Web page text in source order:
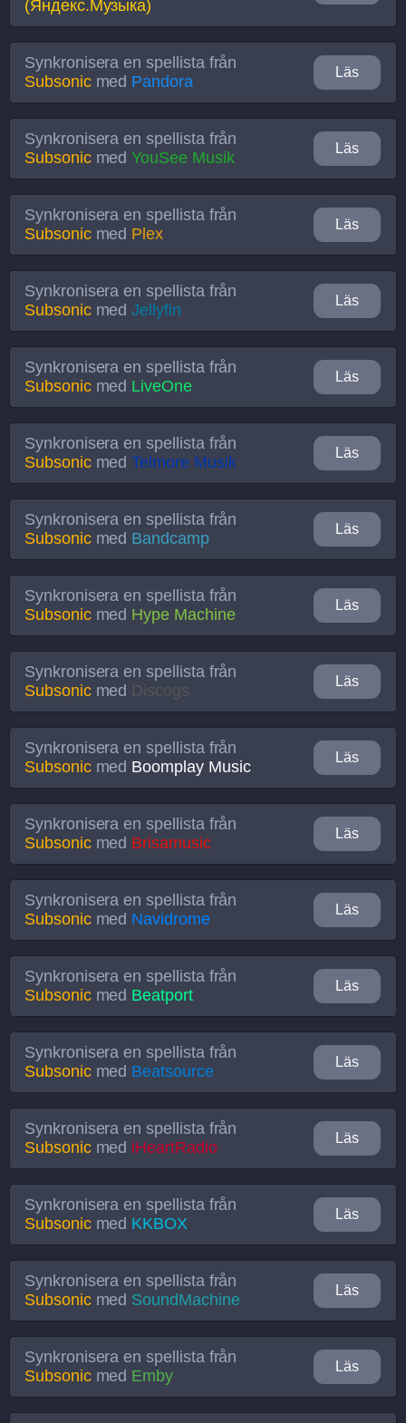
(Яндекс.Музыка)
Synkronisera en spellista från
Subsonicmed Pandora
Läs
Synkronisera en spellista från
SubsonicmedYouSee Musik
Läs
Synkronisera en spellista från
Subsonicmed Plex
Läs
Synkronisera en spellista från
SubsonicmedJellyfin
Läs
Synkronisera en spellista från
Subsonicmed LiveOne
Läs
Synkronisera en spellista från
SubsonicmedTelmore Musik
Läs
Synkronisera en spellista från
Subsonicmed Bandcamp
Läs
Synkronisera en spellista från
Subsonicmed Hype Machine
Läs
Synkronisera en spellista från
Subsonicmed Discogs
Läs
Synkronisera en spellista från
Subsonicmed Boomplay Music
Läs
Synkronisera en spellista från
Subsonicmed Brisamusic
Läs
Synkronisera en spellista från
Subsonicmed Navidrome
Läs
Synkronisera en spellista från
Subsonicmed Beatport
Läs
Synkronisera en spellista från
Subsonicmed Beatsource
Läs
Synkronisera en spellista från
Subsonicmed iHeartRadio
Läs
Synkronisera en spellista från
Subsonicmed KKBOX
Läs
Synkronisera en spellista från
Subsonicmed SoundMachine
Läs
Synkronisera en spellista från
Subsonicmed Emby
Läs